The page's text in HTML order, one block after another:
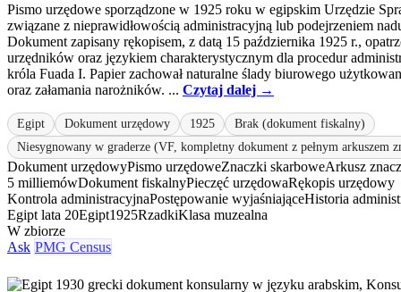
Pismo urzędowe sporządzone w 1925 roku w egipskim Urzędzie
związane z nieprawidłowością administracyjną lub podejrzeniem
Dokument zapisany rękopisem, z datą 15 października 1925 r.,
urzędników oraz językiem charakterystycznym dla procedur
króla Fuada I. Papier zachował naturalne ślady biurowego
oraz załamania narożników. ... Czytaj dalej →
Egipt Dokument urzędowy 1925
Brak (dokument fiskalny)
Niesygnowany w graderze (VF, kompletny dokument z pełnym arkuszem
Dokument urzędowyPismo urzędoweZnaczki skarboweArkusz
5 milliemówDokument fiskalnyPieczęć urzędowaRękopis urzędowy
Kontrola administracyjnaPostępowanie wyjaśniająceHistoria
Egipt lata 20Egipt1925RzadkiKlasa muzealna
W zbiorze
Ask PMG Census